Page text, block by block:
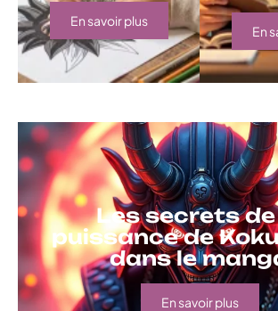
En savoir plus
En
Les secrets
puissance de
dans le
En savoir plus